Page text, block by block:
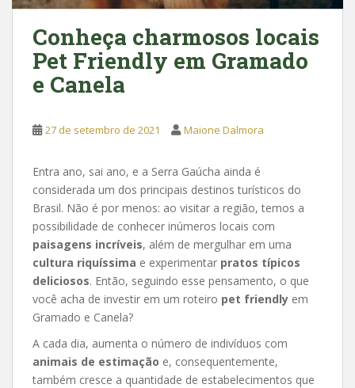
Conheça charmosos locais
Pet Friendly em Gramado
e Canela
27 de setembro de 2021 Maione Dalmora
Entra ano, sai ano, e a Serra Gaúcha ainda é
considerada um dos principais destinos turísticos do
Brasil. Não é por menos: ao visitar a região, temos a
possibilidade de conhecer inúmeros locais com
paisagens incríveis, além de mergulhar em uma
cultura riquíssima e experimentar pratos típicos
deliciosos. Então, seguindo esse pensamento, o que
você acha de investir em um roteiro pet friendly em
Gramado e Canela?
A cada dia, aumenta o número de indivíduos com
animais de estimação e, consequentemente,
também cresce a quantidade de estabelecimentos que